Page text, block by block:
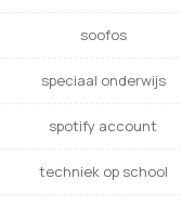
soofos
speciaal onderwijs
spotify account
techniek op school